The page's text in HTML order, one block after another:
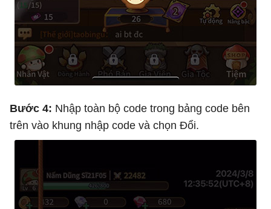
Bước 4: Nhập toàn bộ code trong bảng code bên
trên vào khung nhập code và chọn Đổi.